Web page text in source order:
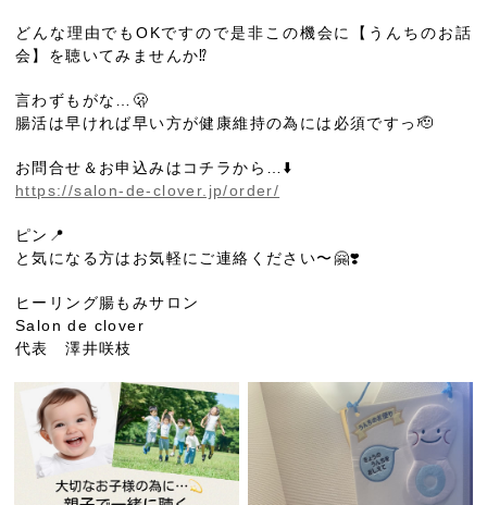
どんな理由でもOKですので是非この機会に【うんちのお話
会】を聴いてみませんか⁉️
言わずもがな…🫢
腸活は早ければ早い方が健康維持の為には必須ですっ🫡
お問合せ＆お申込みはコチラから…⬇️
https://salon-de-clover.jp/order/
ピン📍
と気になる方はお気軽にご連絡ください〜🤗❣️
ヒーリング腸もみサロン
Salon de clover
代表 澤井咲枝